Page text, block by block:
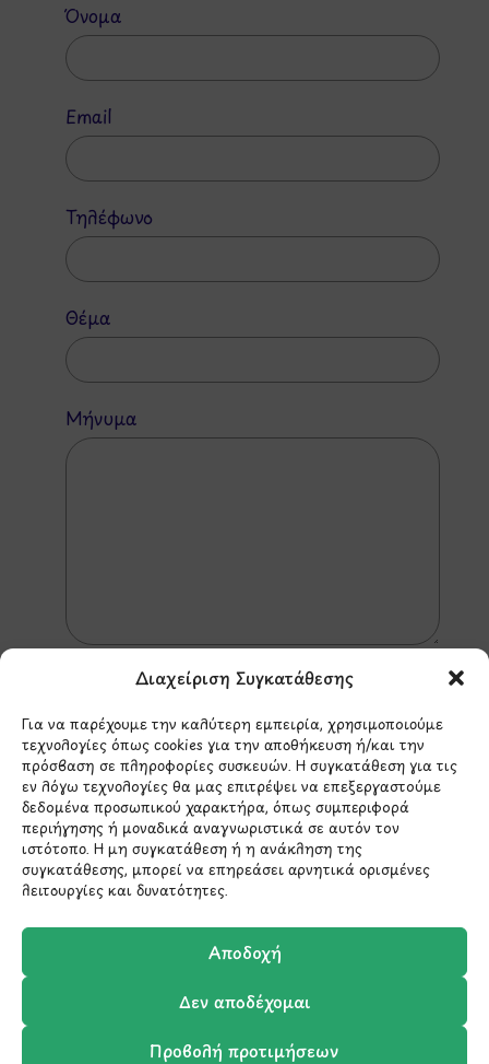
Διαχείριση Συγκατάθεσης
Για να παρέχουμε την καλύτερη εμπειρία, χρησιμοποιούμε
τεχνολογίες όπως cookies για την αποθήκευση ή/και την
πρόσβαση σε πληροφορίες συσκευών. Η συγκατάθεση για τις
εν λόγω τεχνολογίες θα μας επιτρέψει να επεξεργαστούμε
δεδομένα προσωπικού χαρακτήρα, όπως συμπεριφορά
περιήγησης ή μοναδικά αναγνωριστικά σε αυτόν τον
ιστότοπο. Η μη συγκατάθεση ή η ανάκληση της
συγκατάθεσης, μπορεί να επηρεάσει αρνητικά ορισμένες
λειτουργίες και δυνατότητες.
Αποδοχή
Δεν αποδέχομαι
Προβολή προτιμήσεων
Όνομα
Email
Τηλέφωνο
Θέμα
Μήνυμα
*Αυτός ο ιστότοπος προστατεύεται από το σύστημα
reCAPTCHA και ισχύουν η Πολιτική Απορρήτουκαι οι
Όροι Παροχής Υπηρεσιώντης Google.
ΣΤΟΙΧΕΙΑ ΕΠΙΚΟΙΝΩΝΙΑΣ
Holargos Center (Ισόγειο)
Λ.Περικλέους 56,
210 6522282